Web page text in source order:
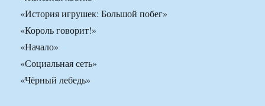
«История игрушек: Большой побег»
«Король говорит!»
«Начало»
«Социальная сеть»
«Чёрный лебедь»